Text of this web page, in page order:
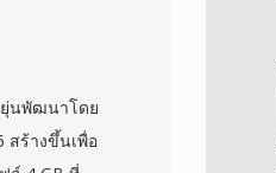
ซ์หลาย
แบบรองรับ
2
ยุ่นพัฒนาโดย
สร้างขึ้นเพื่อ